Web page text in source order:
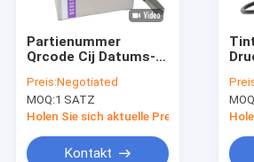
Partienummer
Qrcode Cij Datums-
und Markierungs-
Drucker des
Tintenstrahl-
B3020
Preis:Negotiated
MOQ:1 SATZ
Holen Sie sich aktuelle Preis
Kontakt